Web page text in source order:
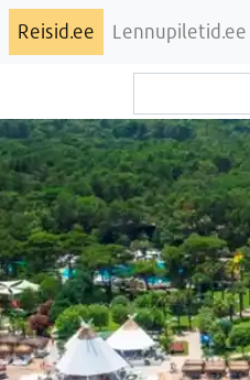
Reisid.ee Lennupiletid.ee